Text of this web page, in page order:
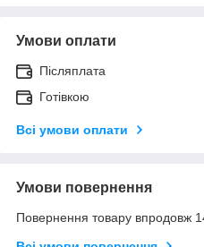
Умови оплати
Післяплата
Готівкою
Всі умови оплати
Умови повернення
Повернення товару впродовж